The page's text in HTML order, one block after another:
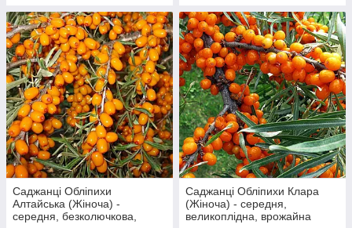
Саджанці Обліпихи
Алтайська (Жіноча) -
середня, безколючкова,
Саджанці Обліпихи Клара
(Жіноча) - середня,
великоплідна, врожайна